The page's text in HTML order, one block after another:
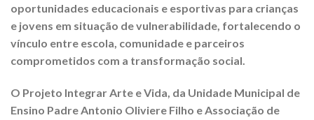
oportunidades educacionais e esportivas para crianças
e jovens em situação de vulnerabilidade, fortalecendo o
vínculo entre escola, comunidade e parceiros
comprometidos com a transformação social.
O Projeto Integrar Arte e Vida, da Unidade Municipal de
Ensino Padre Antonio Oliviere Filho e Associação de